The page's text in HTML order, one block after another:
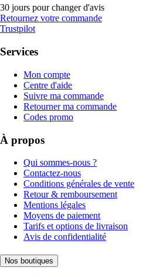
30 jours pour changer d'avis
Retournez votre commande
Trustpilot
Services
Mon compte
Centre d'aide
Suivre ma commande
Retourner ma commande
Codes promo
À propos
Qui sommes-nous ?
Contactez-nous
Conditions générales de vente
Retour & remboursement
Mentions légales
Moyens de paiement
Tarifs et options de livraison
Avis de confidentialité
Nos boutiques